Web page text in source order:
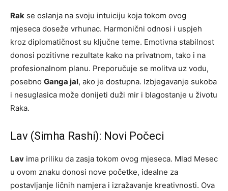
Rak se oslanja na svoju intuiciju koja tokom ovog
mjeseca doseže vrhunac. Harmonični odnosi i uspjeh
kroz diplomatičnost su ključne teme. Emotivna stabilnost
donosi pozitivne rezultate kako na privatnom, tako i na
profesionalnom planu. Preporučuje se molitva uz vodu,
posebno Ganga jal, ako je dostupna. Izbjegavanje sukoba
i nesuglasica može donijeti duži mir i blagostanje u životu
Raka.
Lav (Simha Rashi): Novi Počeci
Lav ima priliku da zasja tokom ovog mjeseca. Mlad Mesec
u ovom znaku donosi nove početke, idealne za
postavljanje ličnih namjera i izražavanje kreativnosti. Ova